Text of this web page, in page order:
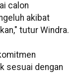
calon
akibat
tutur Windra.
sesuai dengan